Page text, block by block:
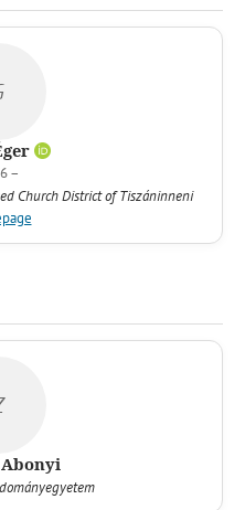
–
Church District of Tiszáninneni